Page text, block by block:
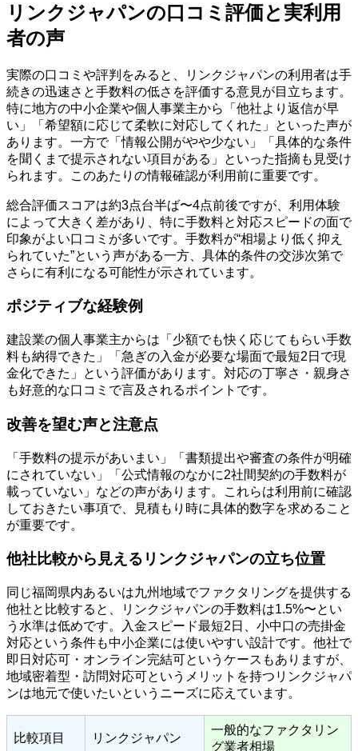
リンクジャパンの口コミ評価と実利用
者の声
実際の口コミや評判をみると、リンクジャパンの利用者は手
続きの迅速さと手数料の低さを評価する意見が目立ちます。
特に地方の中小企業や個人事業主から「他社より返信が早
い」「希望額に応じて柔軟に対応してくれた」といった声が
あります。一方で「情報公開がやや少ない」「具体的な条件
を聞くまで提示されない項目がある」といった指摘も見受け
られます。このあたりの情報確認が利用前に重要です。
総合評価スコアは約3点台半ば〜4点前後ですが、利用体験
によって大きく差があり、特に手数料と対応スピードの面で
印象がよい口コミが多いです。手数料が“相場より低く抑え
られていた”という声がある一方、具体的条件の交渉次第で
さらに有利になる可能性が示されています。
ポジティブな経験例
建設業の個人事業主からは「少額でも快く応じてもらい手数
料も納得できた」「急ぎの入金が必要な場面で最短2日で現
金化できた」という評価があります。対応の丁寧さ・親身さ
も好意的な口コミで言及されるポイントです。
改善を望む声と注意点
「手数料の提示があいまい」「書類提出や審査の条件が明確
にされていない」「公式情報のなかに2社間契約の手数料が
載っていない」などの声があります。これらは利用前に確認
しておきたい事項で、見積もり時に具体的数字を求めること
が重要です。
他社比較から見えるリンクジャパンの立ち位置
同じ福岡県内あるいは九州地域でファクタリングを提供する
他社と比較すると、リンクジャパンの手数料は1.5%〜とい
う水準は低めです。入金スピード最短2日、小中口の売掛金
対応という条件も中小企業には使いやすい設計です。他社で
即日対応可・オンライン完結可というケースもありますが、
地域密着型・訪問対応可というメリットを持つリンクジャパ
ンは地元で使いたいというニーズに応えています。
比較項目 リンクジャパン
一般的なファクタリン
グ業者相場